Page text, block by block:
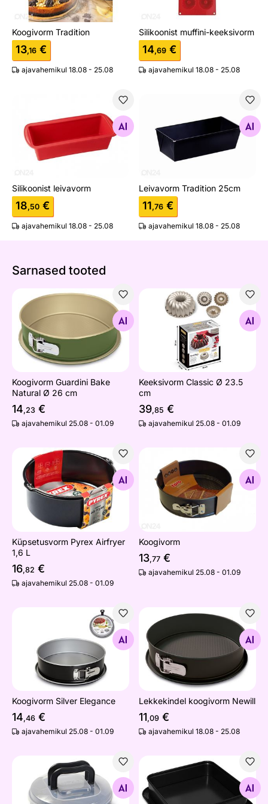
Koogivorm Tradition
13,16 €
ajavahemikul 18.08 - 25.08
Silikoonist muffini-keeksivorm
14,69 €
ajavahemikul 18.08 - 25.08
Silikoonist leivavorm
Otsi sarnaseid
Silikoonist leivavorm
18,50 €
ajavahemikul 18.08 - 25.08
Leivavorm Tradition 25cm
Otsi sarnaseid
Leivavorm Tradition 25cm
11,76 €
ajavahemikul 18.08 - 25.08
Sarnased tooted
Koogivorm Guardini Bake Natural Ø 26 cm
Otsi sarnaseid
Koogivorm Guardini Bake
Natural Ø 26 cm
14,23 €
ajavahemikul 25.08 - 01.09
Keeksivorm Classic Ø 23.5
Otsi sarnaseid
Keeksivorm Classic Ø 23.5
cm
39,85 €
ajavahemikul 25.08 - 01.09
Küpsetusvorm Pyrex Airfryer 1,6 L
Otsi sarnaseid
Küpsetusvorm Pyrex Airfryer
1,6 L
16,82 €
ajavahemikul 25.08 - 01.09
Koogivorm
Otsi sarnaseid
Koogivorm
13,77 €
ajavahemikul 25.08 - 01.09
Koogivorm Silver Elegance
Otsi sarnaseid
Koogivorm Silver Elegance
14,46 €
ajavahemikul 25.08 - 01.09
Lekkekindel koogivorm
Otsi sarnaseid
Lekkekindel koogivorm Newill
11,09 €
ajavahemikul 18.08 - 25.08
Koogivorm kaanega Ø 26 cm
Otsi sarnaseid
Koogivorm
Otsi sarnaseid